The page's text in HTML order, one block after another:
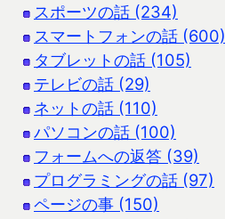
スポーツの話 (234)
スマートフォンの話 (600)
タブレットの話 (105)
テレビの話 (29)
ネットの話 (110)
パソコンの話 (100)
フォームへの返答 (39)
プログラミングの話 (97)
ページの事 (150)